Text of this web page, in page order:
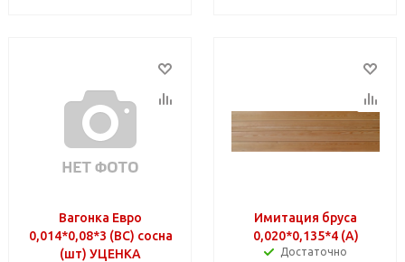
Вагонка Евро
0,014*0,08*3 (BC) сосна
(шт) УЦЕНКА
Имитация бруса
0,020*0,135*4 (A)
Достаточно